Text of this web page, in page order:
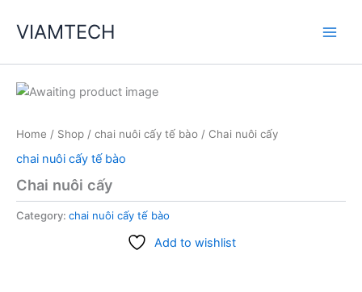
VIAMTECH
Home / Shop / chai nuôi cấy tế bào / Chai nuôi cấy
chai nuôi cấy tế bào
Chai nuôi cấy
Category: chai nuôi cấy tế bào
Add to wishlist